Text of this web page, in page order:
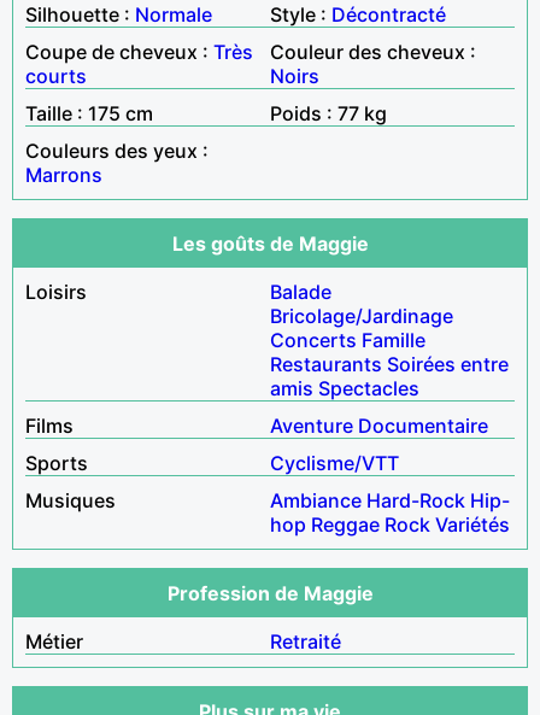
Silhouette : Normale Style : Décontracté
Coupe de cheveux : Très
courts
Couleur des cheveux :
Noirs
Taille : 175 cm
Poids : 77 kg
Couleurs des yeux :
Marrons
Les goûts de Maggie
Loisirs
Balade
Bricolage/Jardinage
Concerts Famille
Restaurants Soirées entre
amis Spectacles
Films
Aventure Documentaire
Sports
Cyclisme/VTT
Musiques
Ambiance Hard-Rock Hip-
hop Reggae Rock Variétés
Profession de Maggie
Métier
Retraité